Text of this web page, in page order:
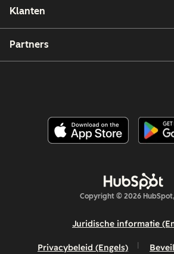
Klanten
Partners
Copyright © 2026
Juridische informatie
Privacybeleid (Engels)